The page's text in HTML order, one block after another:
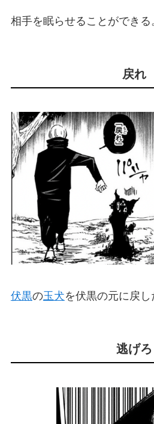
相手を眠らせることができる
戻れ
伏黒の玉犬を伏黒の元に戻し
逃げろ